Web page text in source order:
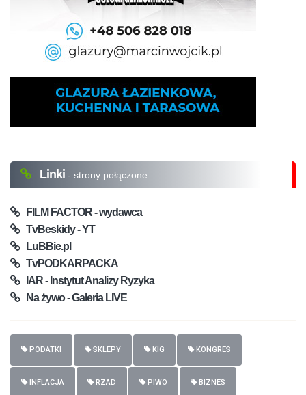
Linki - strony połączone
FILM FACTOR - wydawca
TvBeskidy - YT
LuBBie.pl
TvPODKARPACKA
IAR - Instytut Analizy Ryzyka
Na żywo - Galeria LIVE
PODATKI SKLEPY KIG KONGRES
INFLACJA RZAD PIWO BIZNES